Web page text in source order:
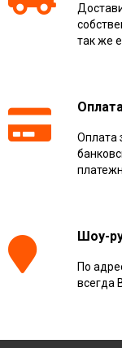
так же
Оплата
Шоу-
По
всегда